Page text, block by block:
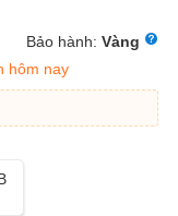
Bảo hành: Vàng
hôm nay